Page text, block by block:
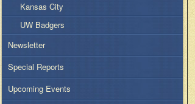
Kansas City
UW Badgers
Newsletter
Special Reports
Upcoming Events